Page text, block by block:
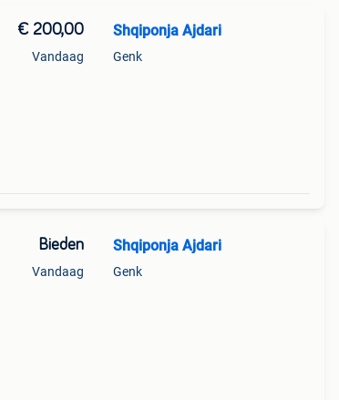
€ 200,00
Vandaag
Shqiponja Ajdari
Genk
Bieden
Vandaag
Shqiponja Ajdari
Genk